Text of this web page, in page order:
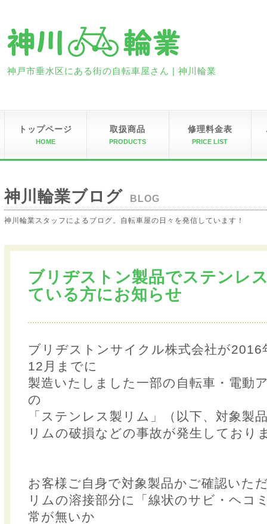
神戸市垂水区にある街の自転車屋さん | 神川輪業
トップページ
HOME
取扱商品
PRODUCTS
修理料金表
PRICE LIST
神川輪業ブログ BLOG
神川輪業スタッフによるブログ。自転車屋の日々を発信しています！
ブリヂストン製品でステンレ
ている方にお知らせ
ブリヂストンサイクル株式会社が
12月までに
製造いたしました一部の自転車・電動
の
「ステンレス製リム」（以下、対象製
リムの破損などの事故が発生しており
お客様ご自身で対象製品かご確認いた
リムの溶接部分に「線状のサビ・ヘコ
常が無いか